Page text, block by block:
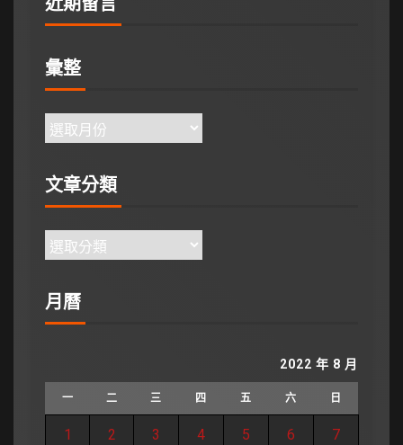
彙整
文章分類
月曆
2022 年 8 月
一 二 三 四 五 六 日
1 2 3 4 5 6 7